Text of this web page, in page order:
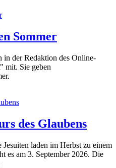
Sommer
in der Redaktion des Online-
mit. Sie geben
des Glaubens
laden im Herbst zu einem
es am 3. September 2026. Die